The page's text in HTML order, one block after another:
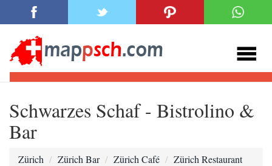
Schwarzes Schaf - Bistrolino &
Bar
Zürich Zürich Bar Zürich Café Zürich Restaurant